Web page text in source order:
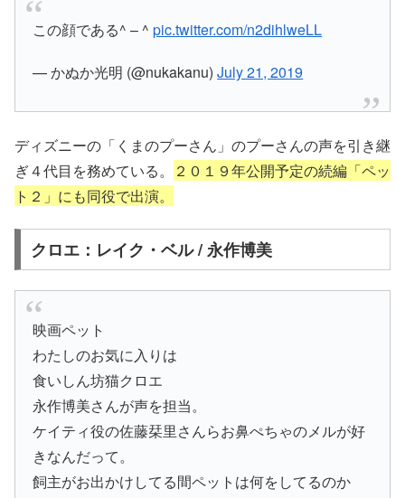
この顔である^ – ^pic.twitter.com/n2dihlweLL
— かぬか光明 (@nukakanu)July 21, 2019
ディズニーの「くまのプーさん」のプーさんの声を引き継
ぎ４代目を務めている。
２０１９年公開予定の続編「ペッ
ト２」にも同役で出演。
クロエ：レイク・ベル / 永作博美
映画ペット
わたしのお気に入りは
食いしん坊猫クロエ
永作博美さんが声を担当。
ケイティ役の佐藤栞里さんらお鼻ぺちゃのメルが好
きなんだって。
飼主がお出かけしてる間ペットは何をしてるのか